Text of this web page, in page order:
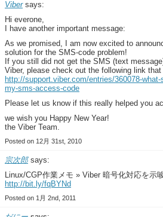
Vibersays:
Hi everone,
I have another important message:
As we promised, I am now excited to
solution for the SMS-code problem!
If you still did not get the SMS (text
Viber, please check out the following link
http://support.viber.com/entries/360078-
my-sms-access-code
Please let us know if this really helped you
we wish you Happy New Year!
the Viber Team.
Posted on 12月 31st, 2010
宗次郎says:
Linux/CGP作業メモ » Viber 暗号化対応を示
http://bit.ly/fqBYNd
Posted on 1月 2nd, 2011